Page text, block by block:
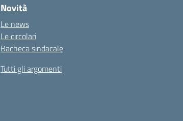
Novità
Le news
Le circolari
Bacheca sindacale
Tutti gli argomenti